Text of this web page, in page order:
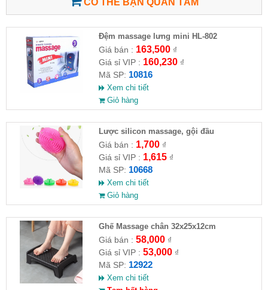
CÓ THỂ BẠN QUAN TÂM
Đệm massage lưng mini HL-802
Giá bán : 163,500₫
Giá sỉ VIP : 160,230₫
Mã SP: 10816
Xem chi tiết
Giỏ hàng
Lược silicon massage, gội đầu
Giá bán : 1,700₫
Giá sỉ VIP : 1,615₫
Mã SP: 10668
Xem chi tiết
Giỏ hàng
Ghế Massage chân 32x25x12cm
Giá bán : 58,000₫
Giá sỉ VIP : 53,000₫
Mã SP: 12922
Xem chi tiết